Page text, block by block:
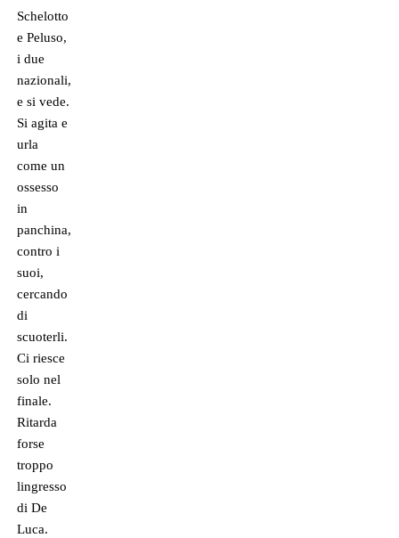
Schelotto
e Peluso,
i due
nazionali,
e si vede.
Si agita e
urla
come un
ossesso
in
panchina,
contro i
suoi,
cercando
di
scuoterli.
Ci riesce
solo nel
finale.
Ritarda
forse
troppo
lingresso
di De
Luca.